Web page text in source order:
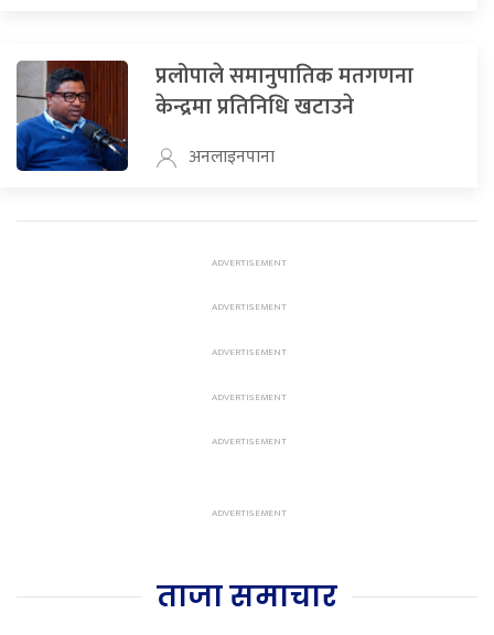
प्रलोपाले समानुपातिक मतगणना
केन्द्रमा प्रतिनिधि खटाउने
अनलाइनपाना
ताजा समाचार